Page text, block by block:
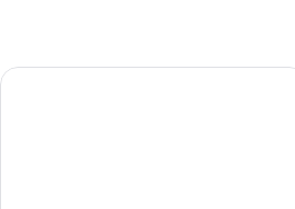
Royal Antibes